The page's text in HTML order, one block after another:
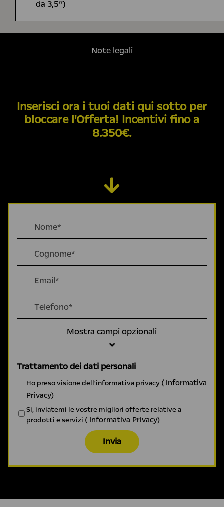
da 3,5’’)
Note legali
Inserisci ora i tuoi dati qui sotto per
bloccare l'Offerta! Incentivi fino a
8.350€.
Capmi con * sono obbligatori
Mostra campi opzionali
Trattamento dei dati personali
Ho preso visione dell'informativa privacy ( Informativa
Privacy)
Si, inviatemi le vostre migliori offerte relative a
prodotti e servizi ( Informativa Privacy)